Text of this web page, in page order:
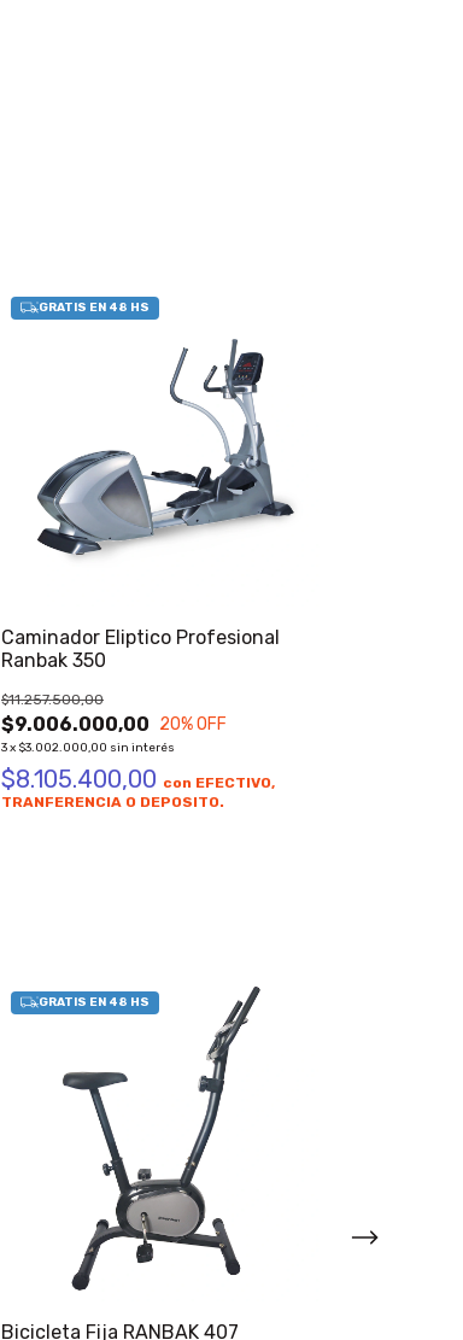
Caminador Eliptico Profesional
Ranbak 350
$9.006.000,00
$11.257.500,00
20% OFF
3x $3.002.000,00 sin interés
$8.105.400,00 con EFECTIVO,
TRANFERENCIA O DEPOSITO.
Bicicleta Fija RANBAK 407